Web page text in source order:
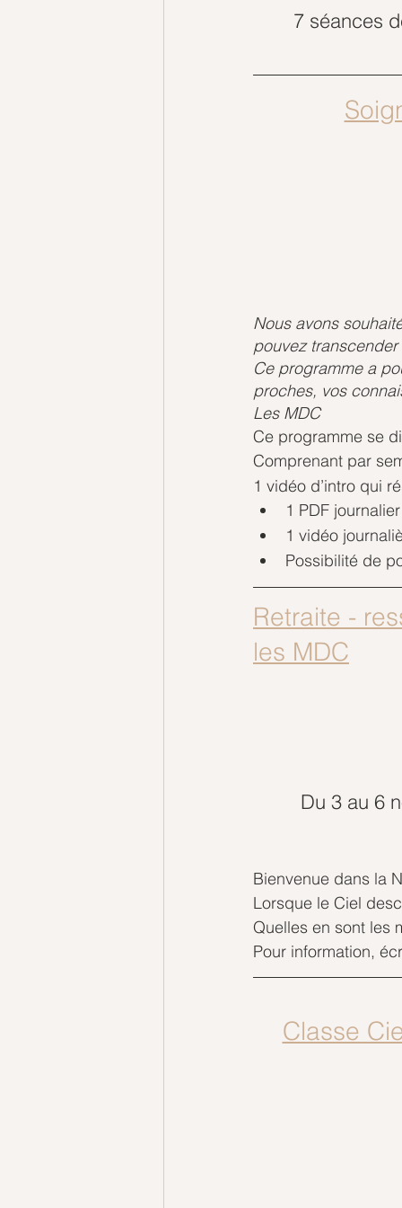
7 séances
Nous avons
pouvez
Ce programme a
proches, vos
Les MDC
Ce programme se
Comprenant par
​1 vidéo d’intro qui
1 PDF
1 vidéo
Possibilité de
Retraite -
les MDC
Du 3 au 6
Bienvenue dans la
Lorsque le Ciel
Quelles en sont les
Pour information,
Classe